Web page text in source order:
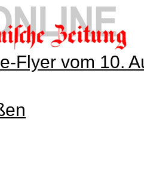
Flyer vom 10.